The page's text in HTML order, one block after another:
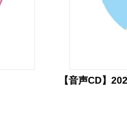
【音声CD】